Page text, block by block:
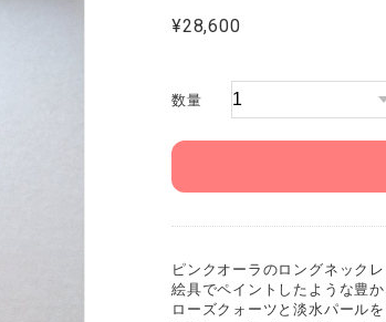
¥28,600
数量
ピンクオーラのロングネック
絵具でペイントしたような豊
ローズクォーツと淡水パール